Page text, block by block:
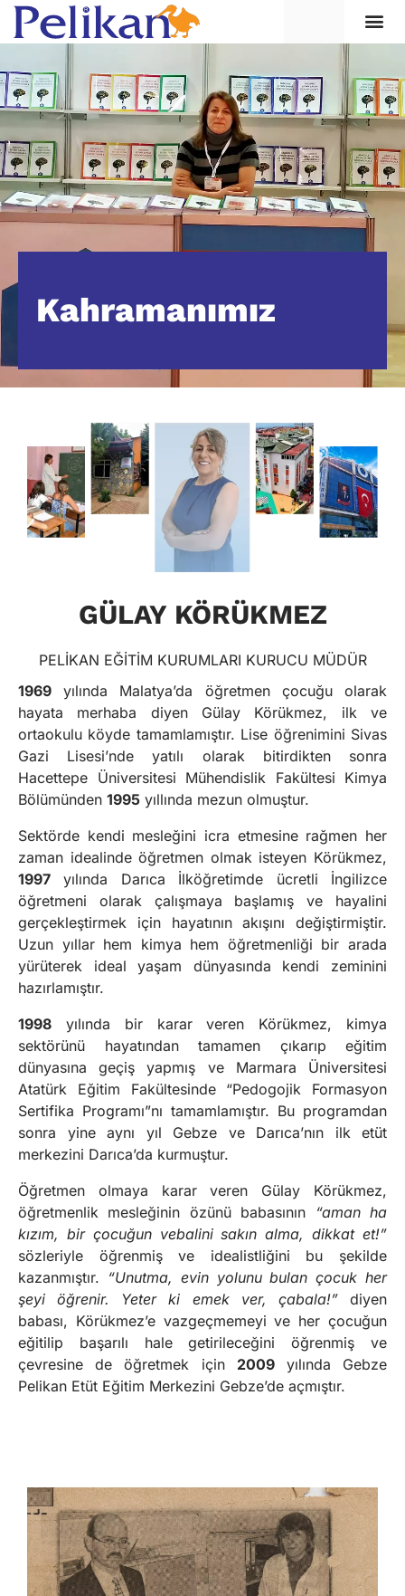
Kahramanımız
GÜLAY KÖRÜKMEZ
PELİKAN EĞİTİM KURUMLARI KURUCU MÜDÜR
1969 yılında Malatya’da öğretmen çocuğu olarak
hayata merhaba diyen Gülay Körükmez, ilk ve
ortaokulu köyde tamamlamıştır. Lise öğrenimini Sivas
Gazi Lisesi’nde yatılı olarak bitirdikten sonra
Hacettepe Üniversitesi Mühendislik Fakültesi Kimya
Bölümünden 1995 yıllında mezun olmuştur.
Sektörde kendi mesleğini icra etmesine rağmen her
zaman idealinde öğretmen olmak isteyen Körükmez,
1997 yılında Darıca İlköğretimde ücretli İngilizce
öğretmeni olarak çalışmaya başlamış ve hayalini
gerçekleştirmek için hayatının akışını değiştirmiştir.
Uzun yıllar hem kimya hem öğretmenliği bir arada
yürüterek ideal yaşam dünyasında kendi zeminini
hazırlamıştır.
1998 yılında bir karar veren Körükmez, kimya
sektörünü hayatından tamamen çıkarıp eğitim
dünyasına geçiş yapmış ve Marmara Üniversitesi
Atatürk Eğitim Fakültesinde “Pedogojik Formasyon
Sertifika Programı”nı tamamlamıştır. Bu programdan
sonra yine aynı yıl Gebze ve Darıca’nın ilk etüt
merkezini Darıca’da kurmuştur.
Öğretmen olmaya karar veren Gülay Körükmez,
öğretmenlik mesleğinin özünü babasının
“aman ha
kızım, bir çocuğun vebalini sakın alma, dikkat et!”
sözleriyle öğrenmiş ve idealistliğini bu şekilde
kazanmıştır. “Unutma, evin yolunu bulan çocuk her
şeyi öğrenir. Yeter ki emek ver, çabala!” diyen
babası, Körükmez’e vazgeçmemeyi ve her çocuğun
eğitilip başarılı hale getirileceğini öğrenmiş ve
çevresine de öğretmek için 2009yılında Gebze
Pelikan Etüt Eğitim Merkezini Gebze’de açmıştır.